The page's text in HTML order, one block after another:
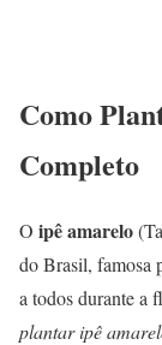
Como
Completo
O ipê amarelo
do Brasil, famosa
a todos durante a
plantar ipê